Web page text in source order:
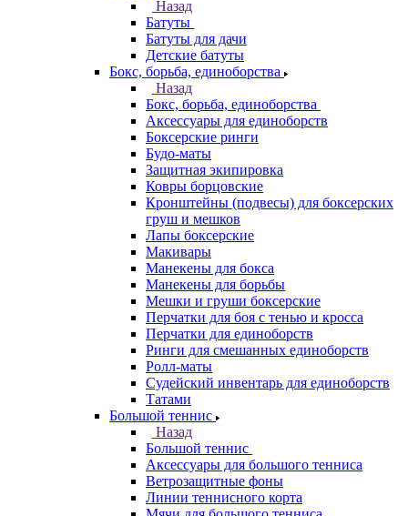
Назад
Батуты
Батуты для дачи
Детские батуты
Бокс, борьба, единоборства
Назад
Бокс, борьба, единоборства
Аксессуары для единоборств
Боксерские ринги
Будо-маты
Защитная экипировка
Ковры борцовские
Кронштейны (подвесы) для боксерских
груш и мешков
Лапы боксерские
Макивары
Манекены для бокса
Манекены для борьбы
Мешки и груши боксерские
Перчатки для боя с тенью и кросса
Перчатки для единоборств
Ринги для смешанных единоборств
Ролл-маты
Судейский инвентарь для единоборств
Татами
Большой теннис
Назад
Большой теннис
Аксессуары для большого тенниса
Ветрозащитные фоны
Линии теннисного корта